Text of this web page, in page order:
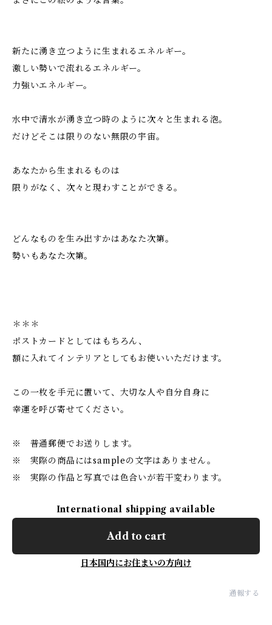
新たに湧き立つように生まれるエネルギー。
激しい勢いで流れるエネルギー。
力強いエネルギー。
水中で清水が湧き立つ時のように次々と生まれる泡。
だけどそこは限りのない無限の宇宙。
あなたから生まれるものは
限りがなく、次々と現わすことができる。
どんなものを生み出すかはあなた次第。
勢いもあなた次第。
＊＊＊
ポストカードとしてはもちろん、
額に入れてインテリアとしてもお使いいただけます。
この一枚を手元に置いて、大切な人や自分自身に
幸運を呼び寄せてください。
※ 普通郵便でお送りします。
※ 実際の商品にはsampleの文字はありません。
※ 実際の作品と写真では色合いが若干変わります。
International shipping available
Add to cart
日本国内にお住まいの方向け
通報する